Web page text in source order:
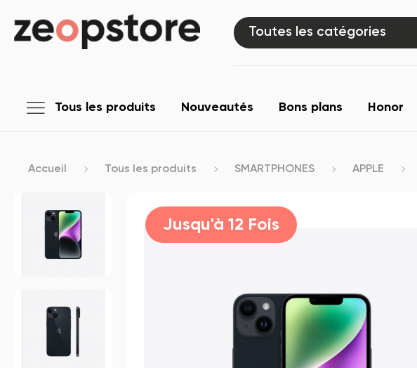
Toutes les catégories
Tous les produits Nouveautés Bons plans Honor
Accueil Tous les produits SMARTPHONES APPLE